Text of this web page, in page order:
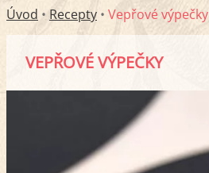
Úvod • Recepty • Vepřové výpečky
VEPŘOVÉ VÝPEČKY